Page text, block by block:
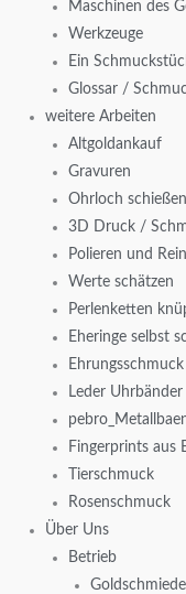
Maschinen des
Werkzeuge
Ein
Glossar /
weitere Arbeiten
Altgoldankauf
Gravuren
Ohrloch
3D Druck /
Polieren und
Werte schätzen
Perlenketten
Eheringe selbst
Ehrungsschmuck
Leder Uhrbänder
Fingerprints aus
Tierschmuck
Rosenschmuck
Über Uns
Betrieb